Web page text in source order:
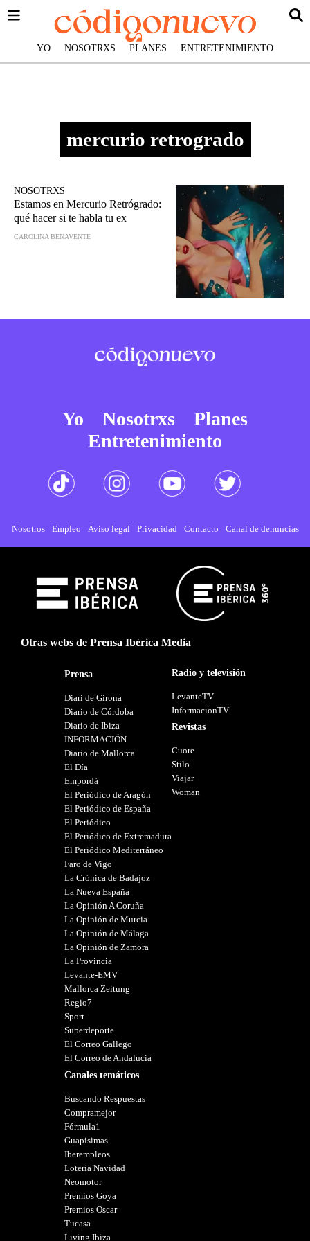
YO NOSOTRXS PLANES ENTRETENIMIENTO
mercurio retrogrado
NOSOTRXS
Estamos en Mercurio Retrógrado:
qué hacer si te habla tu ex
CAROLINA BENAVENTE
Yo Nosotrxs
Planes
Entretenimiento
Nosotros Empleo Aviso legal Privacidad Contacto Canal de denuncias
Otras webs de Prensa Ibérica Media
Prensa
Diari de Girona
Diario de Córdoba
Diario de Ibiza
INFORMACIÓN
Diario de Mallorca
El Día
Empordà
El Periódico de Aragón
El Periódico de España
El Periódico
El Periódico de Extremadura
El Periódico Mediterráneo
Faro de Vigo
La Crónica de Badajoz
La Nueva España
La Opinión A Coruña
La Opinión de Murcia
La Opinión de Málaga
La Opinión de Zamora
La Provincia
Levante-EMV
Mallorca Zeitung
Regio7
Sport
Superdeporte
El Correo Gallego
El Correo de Andalucia
Canales temáticos
Buscando Respuestas
Compramejor
Fórmula1
Guapisimas
Iberempleos
Loteria Navidad
Neomotor
Premios Goya
Premios Oscar
Tucasa
Living Ibiza
Radio y televisión
LevanteTV
InformacionTV
Revistas
Cuore
Stilo
Viajar
Woman